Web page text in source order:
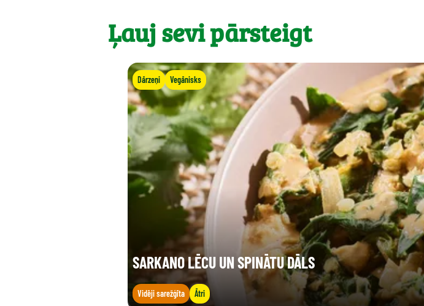
Ļauj sevi pārsteigt
Dārzeņi Vegānisks
SARKANO LĒCU UN SPINĀTU DĀLS
Vidēji sarežģīta Ātri